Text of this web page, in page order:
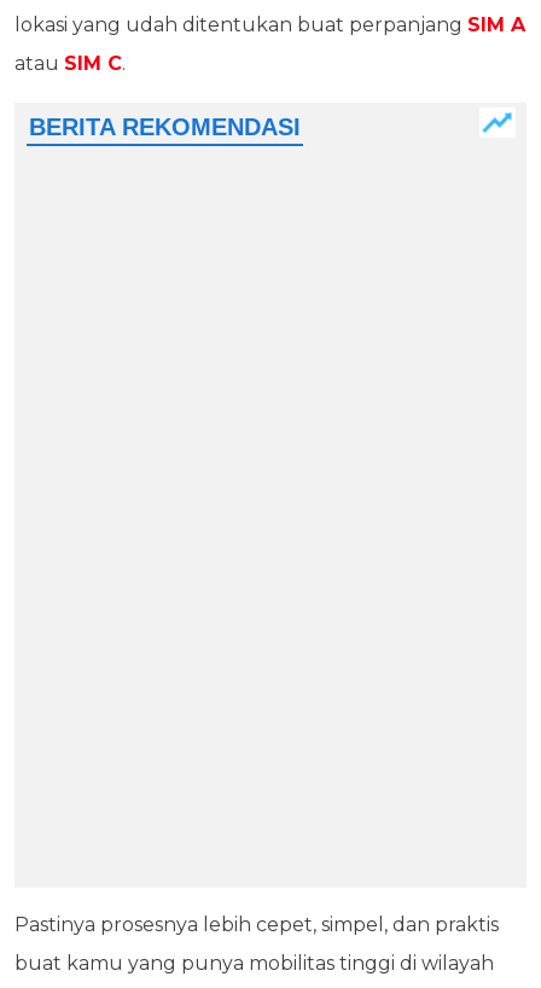
lokasi yang udah ditentukan buat perpanjang SIM A
atau SIM C.
Pastinya prosesnya lebih cepet, simpel, dan praktis
buat kamu yang punya mobilitas tinggi di wilayah